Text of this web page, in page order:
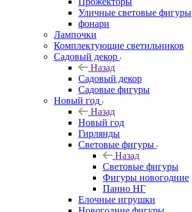
Уличные световые фигуры
фонари
Лампочки
Комплектующие светильников
Садовый декор
Назад
Садовый декор
Садовые фигуры
Новый год
Назад
Новый год
Гирлянды
Световые фигуры
Назад
Световые фигуры
Фигуры новогодние
Панно НГ
Елочные игрушки